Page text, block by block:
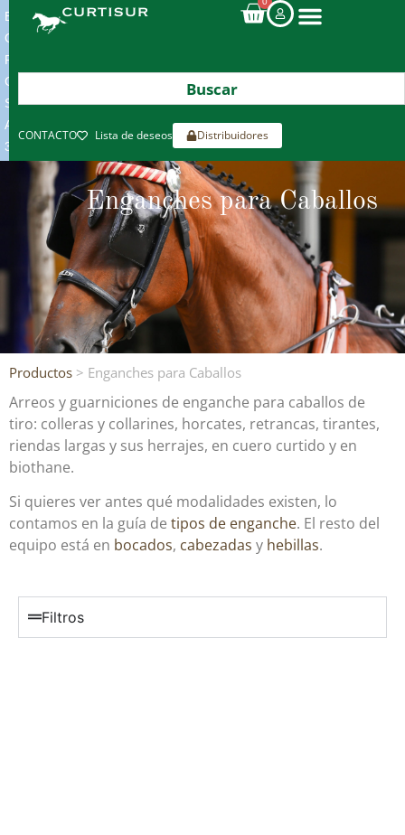
ENVIOS
GRATIS
POR
COMPRAS
SUPERIORES
A
300€*
CONTACTO Lista de deseos Distribuidores
Enganches para Caballos
Productos > Enganches para Caballos
Arreos y guarniciones de enganche para caballos de
tiro: colleras y collarines, horcates, retrancas, tirantes,
riendas largas y sus herrajes, en cuero curtido y en
biothane.
Si quieres ver antes qué modalidades existen, lo
contamos en la guía de tipos de enganche. El resto del
equipo está en bocados, cabezadas y hebillas.
Filtros